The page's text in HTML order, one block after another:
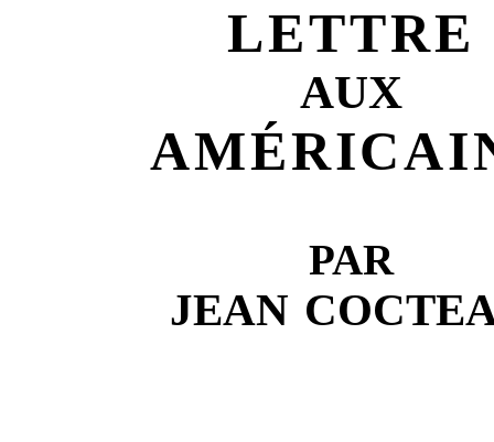
LETTRE
AUX
PAR
JEAN